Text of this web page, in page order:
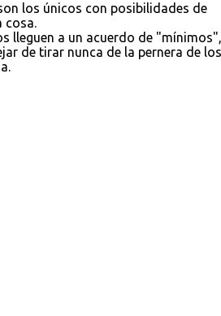
los únicos con posibilidades de
cosa.
lleguen a un acuerdo de "mínimos",
de tirar nunca de la pernera de